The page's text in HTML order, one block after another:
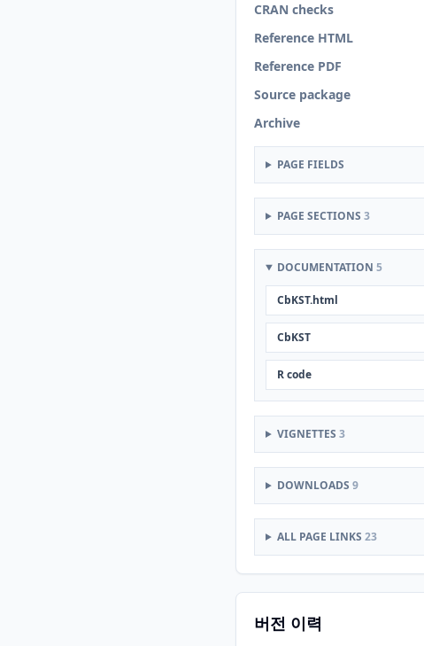
CRAN checks
Reference HTML
Reference PDF
Source package
Archive
PAGE FIELDS
PAGE SECTIONS 3
DOCUMENTATION 5
CbKST.html
CbKST
R code
VIGNETTES 3
DOWNLOADS 9
ALL PAGE LINKS 23
버전 이력